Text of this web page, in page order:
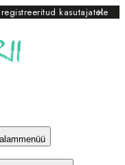
kasutajatele